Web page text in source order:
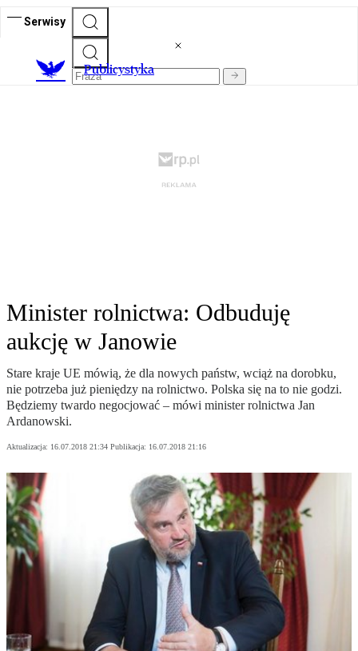
Serwisy
Publicystyka
Minister rolnictwa: Odbuduję
aukcję w Janowie
Stare kraje UE mówią, że dla nowych państw, wciąż na dorobku,
nie potrzeba już pieniędzy na rolnictwo. Polska się na to nie godzi.
Będziemy twardo negocjować – mówi minister rolnictwa Jan
Ardanowski.
Aktualizacja: 16.07.2018 21:34 Publikacja: 16.07.2018 21:16